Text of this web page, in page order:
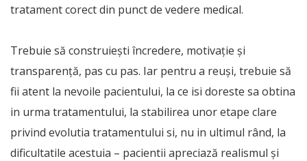
tratament corect din punct de vedere medical.
Trebuie să construiești încredere, motivație și
transparență, pas cu pas. Iar pentru a reuși, trebuie să
fii atent la nevoile pacientului, la ce isi doreste sa obtina
in urma tratamentului, la stabilirea unor etape clare
privind evolutia tratamentului si, nu in ultimul rând, la
dificultatile acestuia – pacientii apreciază realismul și